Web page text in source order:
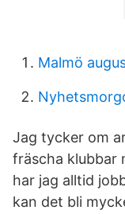
Malmö
Jag tycker om
fräscha klubbar
har jag alltid
kan det bli